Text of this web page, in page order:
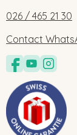
026 / 465 21 30
Contact